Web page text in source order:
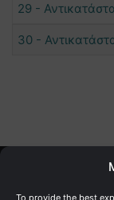
To provide the best
29 -
30 -
Γενική